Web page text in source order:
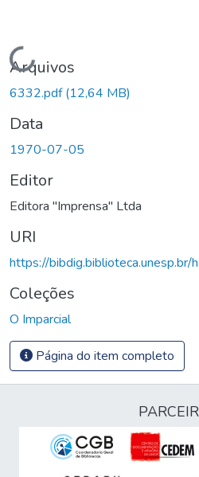
Carregando...
Arquivos
6332.pdf(12,64 MB)
Data
1970-07-05
Editor
Editora "Imprensa" Ltda
URI
https://
Coleções
O Imparcial
Página do item completo